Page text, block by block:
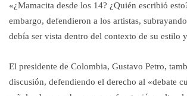
«¿Mamacita desde los 14? ¿Quién escribió
embargo, defendieron a los artistas,
debía ser vista dentro del contexto de su estilo
El presidente de Colombia, Gustavo Petro,
discusión, defendiendo el derecho al «debate